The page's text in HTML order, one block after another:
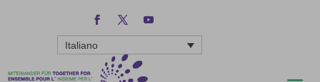
Italiano